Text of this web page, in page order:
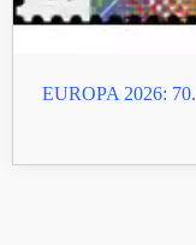
EUROPA 2026: